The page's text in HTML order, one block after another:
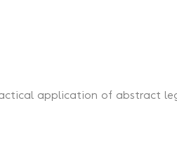
application of abstract